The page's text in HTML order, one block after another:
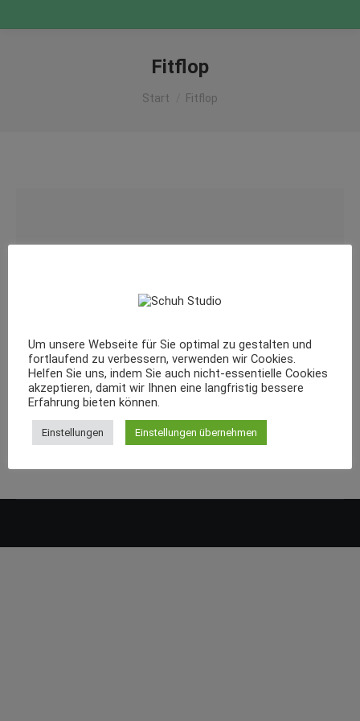
Fitflop
Sie befinden sich hier:
Start Fitflop
Um unsere Webseite für Sie optimal zu gestalten und
fortlaufend zu verbessern, verwenden wir Cookies.
Helfen Sie uns, indem Sie auch nicht-essentielle Cookies
akzeptieren, damit wir Ihnen eine langfristig bessere
Erfahrung bieten können.
Einstellungen Einstellungen übernehmen